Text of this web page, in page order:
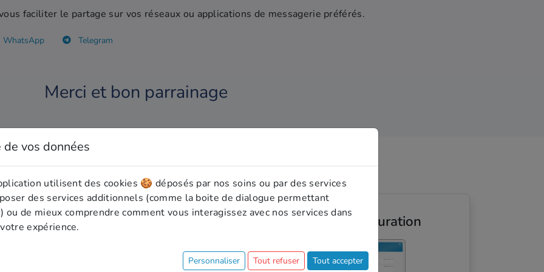
faciliter le partage sur vos réseaux ou applications de messagerie préférés.
WhatsApp Telegram
Merci et bon parrainage
Gestion des impayés Suivi de facturation
vos données
utilisent des cookies 🍪 déposés par nos soins ou par des services
des services additionnels (comme la boite de dialogue permettant
ou de mieux comprendre comment vous interagissez avec nos services dans
expérience.
Personnaliser Tout refuser Tout accepter